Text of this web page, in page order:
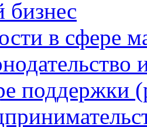
в сфере
поддержки